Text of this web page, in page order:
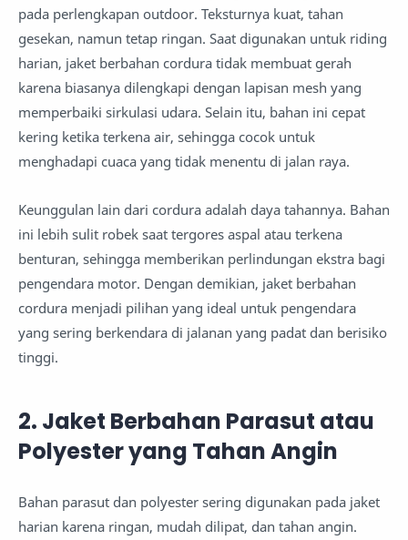
pada perlengkapan outdoor. Teksturnya kuat, tahan
gesekan, namun tetap ringan. Saat digunakan untuk riding
harian, jaket berbahan cordura tidak membuat gerah
karena biasanya dilengkapi dengan lapisan mesh yang
memperbaiki sirkulasi udara. Selain itu, bahan ini cepat
kering ketika terkena air, sehingga cocok untuk
menghadapi cuaca yang tidak menentu di jalan raya.
Keunggulan lain dari cordura adalah daya tahannya. Bahan
ini lebih sulit robek saat tergores aspal atau terkena
benturan, sehingga memberikan perlindungan ekstra bagi
pengendara motor. Dengan demikian, jaket berbahan
cordura menjadi pilihan yang ideal untuk pengendara
yang sering berkendara di jalanan yang padat dan berisiko
tinggi.
2. Jaket Berbahan Parasut atau
Polyester yang Tahan Angin
Bahan parasut dan polyester sering digunakan pada jaket
harian karena ringan, mudah dilipat, dan tahan angin.